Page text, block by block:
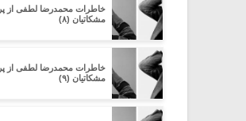
خاطرات محمدرضا لطفی از
مشکاتیان (۸)
خاطرات محمدرضا لطفی از
مشکاتیان (۹)